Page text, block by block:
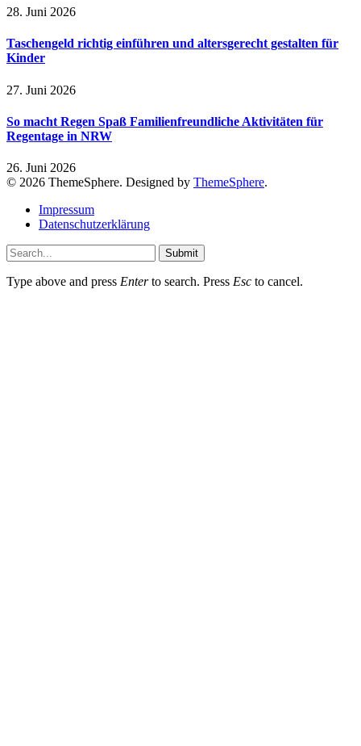
28. Juni 2026
Taschengeld richtig einführen und altersgerecht gestalten für
Kinder
27. Juni 2026
So macht Regen Spaß Familienfreundliche Aktivitäten für
Regentage in NRW
26. Juni 2026
© 2026 ThemeSphere. Designed by ThemeSphere.
Impressum
Datenschutzerklärung
Submit
Type above and press Enterto search. Press Esc to cancel.